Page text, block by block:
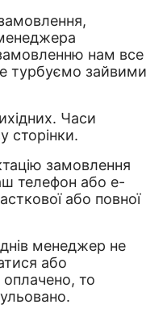
нам все
турбуємо зайвими
Часи
сторінки.
замовлення
телефон або e-
або повної
менеджер не
або
то